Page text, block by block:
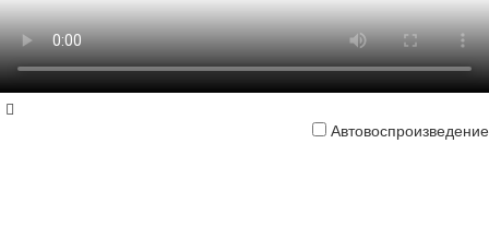
Автовоспроизведение